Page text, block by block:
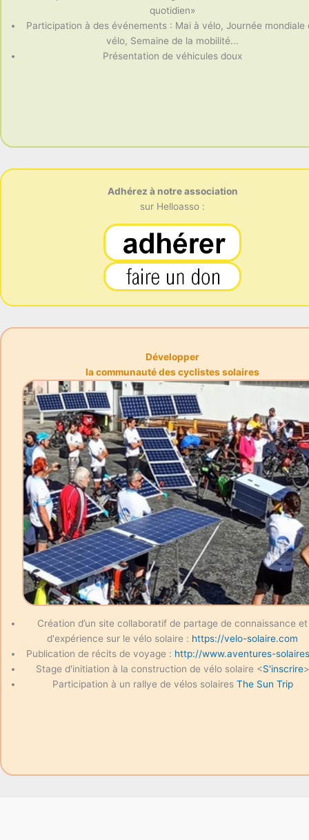
quotidien»
Participation à des événements : Mai à vélo, Journée mondiale
vélo, Semaine de la mobilité...
Présentation de véhicules doux
Adhérez à notre association
sur Helloasso :
Développer
la communauté des cyclistes solaires
Création d’un site collaboratif de partage de connaissance et
d'expérience sur le vélo solaire : https://velo-solaire.com
Publication de récits de voyage : http://www.aventures-
Stage d'initiation à la construction de vélo solaire <S'inscrire>
Participation à un rallye de vélos solaires The Sun Trip